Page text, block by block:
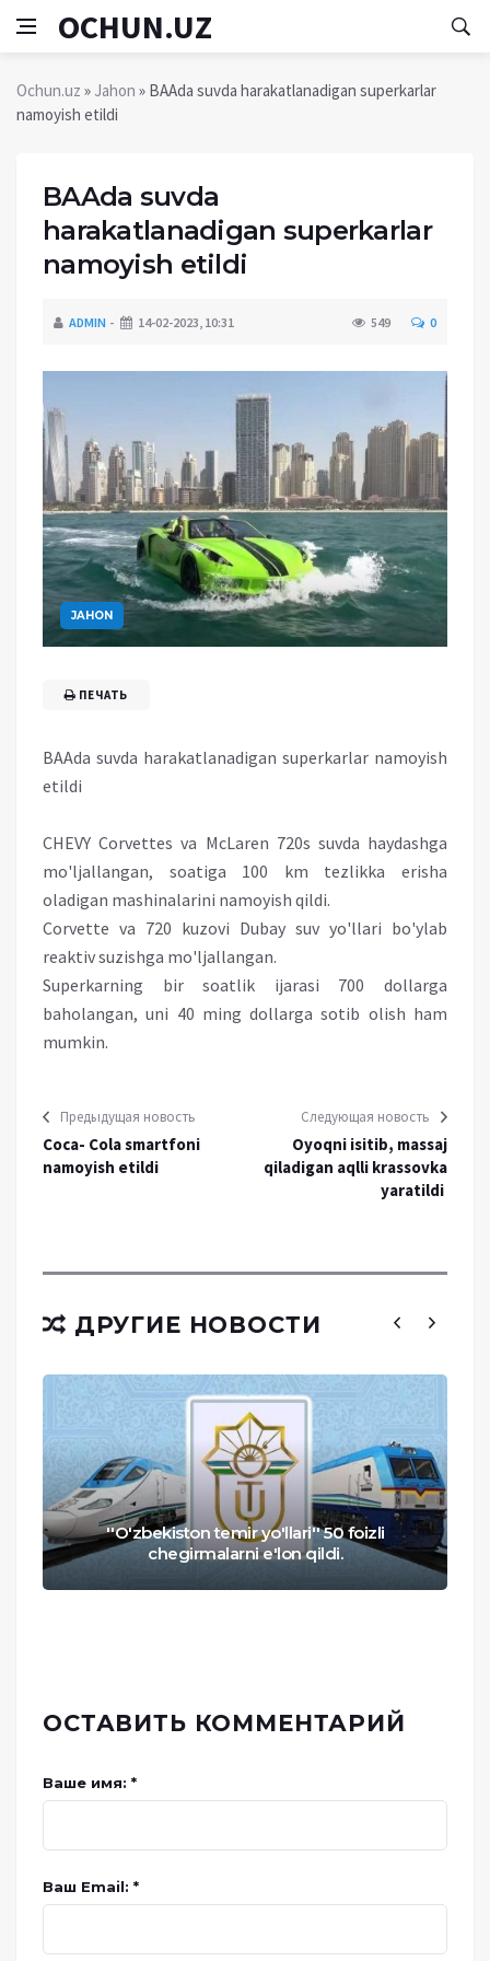
OCHUN.UZ
Ochun.uz » Jahon » BAAda suvda harakatlanadigan superkarlar
namoyish etildi
BAAda suvda
harakatlanadigan superkarlar
namoyish etildi
ADMIN 14-02-2023, 10:31 549 0
JAHON
ПЕЧАТЬ
BAAda suvda harakatlanadigan superkarlar namoyish
etildi
CHEVY Corvettes va McLaren 720s suvda haydashga
mo'ljallangan, soatiga 100 km tezlikka erisha
oladigan mashinalarini namoyish qildi.
Corvette va 720 kuzovi Dubay suv yo'llari bo'ylab
reaktiv suzishga mo'ljallangan.
Superkarning bir soatlik ijarasi 700 dollarga
baholangan, uni 40 ming dollarga sotib olish ham
mumkin.
Предыдущая новость
Coca- Cola smartfoni
namoyish etildi
Следующая новость
Oyoqni isitib, massaj
qiladigan aqlli krassovka
yaratildi
ДРУГИЕ НОВОСТИ
''O'zbekiston temir yo'llari'' 50 foizli
chegirmalarni e'lon qildi.
ОСТАВИТЬ КОММЕНТАРИЙ
Ваше имя: *
Ваш Email: *